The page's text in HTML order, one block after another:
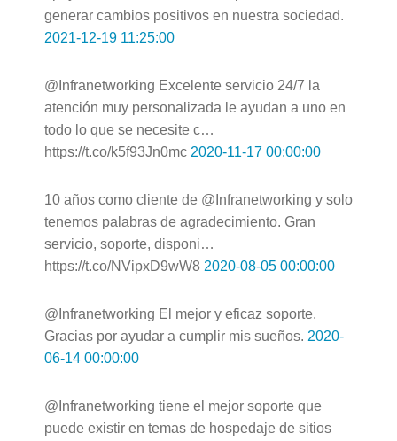
generar cambios positivos en nuestra sociedad.
2021-12-19 11:25:00
@Infranetworking Excelente servicio 24/7 la
atención muy personalizada le ayudan a uno en
todo lo que se necesite c…
https://t.co/k5f93Jn0mc 2020-11-17 00:00:00
10 años como cliente de @Infranetworking y solo
tenemos palabras de agradecimiento. Gran
servicio, soporte, disponi…
https://t.co/NVipxD9wW8 2020-08-05 00:00:00
@Infranetworking El mejor y eficaz soporte.
Gracias por ayudar a cumplir mis sueños. 2020-
06-14 00:00:00
@Infranetworking tiene el mejor soporte que
puede existir en temas de hospedaje de sitios